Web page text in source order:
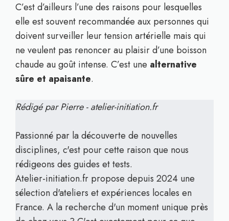
C’est d’ailleurs l’une des raisons pour lesquelles
elle est souvent recommandée aux personnes qui
doivent surveiller leur tension artérielle mais qui
ne veulent pas renoncer au plaisir d’une boisson
chaude au goût intense. C’est une alternative
sûre et apaisante.
Rédigé par Pierre - atelier-initiation.fr
Passionné par la découverte de nouvelles
disciplines, c'est pour cette raison que nous
rédigeons des guides et tests.
Atelier-initiation.fr propose depuis 2024 une
sélection d'ateliers et expériences locales en
France. A la recherche d'un moment unique près